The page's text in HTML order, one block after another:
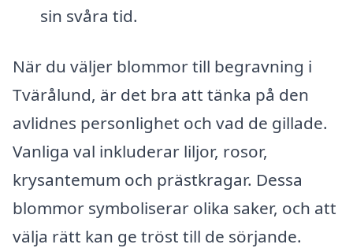
sin svåra tid.
När du väljer blommor till begravning i
Tvärålund, är det bra att tänka på den
avlidnes personlighet och vad de gillade.
Vanliga val inkluderar liljor, rosor,
krysantemum och prästkragar. Dessa
blommor symboliserar olika saker, och att
välja rätt kan ge tröst till de sörjande.